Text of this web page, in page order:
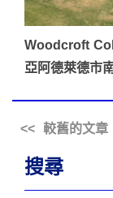
Woodcroft
亞阿德萊德市
較舊的文章
搜尋